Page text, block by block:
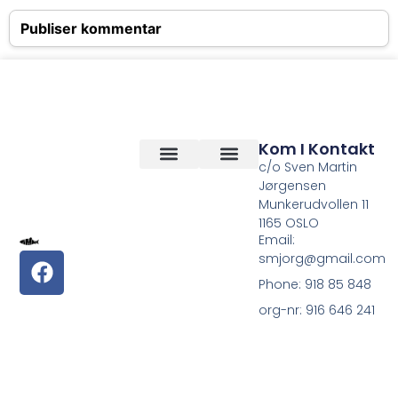
Kom I Kontakt
c/o Sven Martin
Jørgensen
Munkerudvollen 11
1165 OSLO
Email:
smjorg@gmail.com
Phone: 918 85 848
org-nr: 916 646 241